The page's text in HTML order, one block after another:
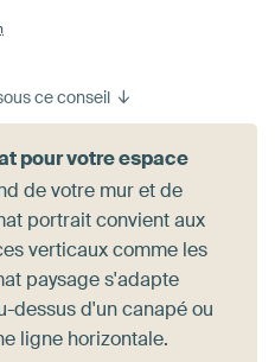
ce conseil
pour votre espace
de votre mur et de
portrait convient aux
verticaux comme les
paysage s'adapte
dessus d'un canapé ou
ligne horizontale.